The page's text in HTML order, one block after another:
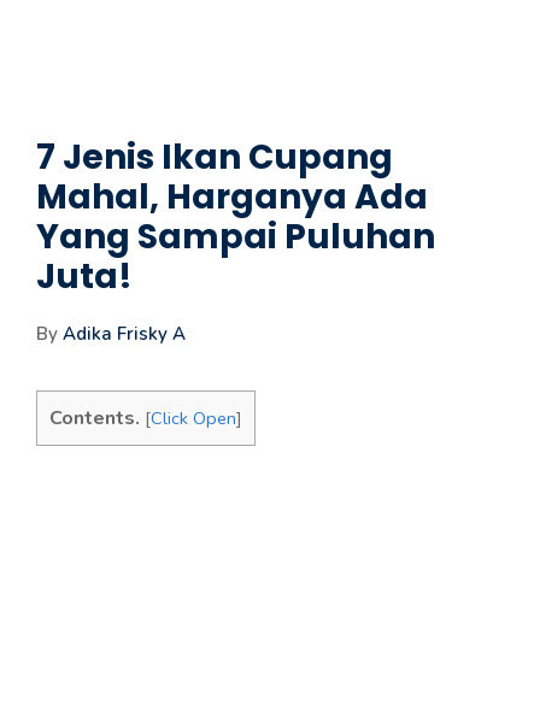
7 Jenis Ikan Cupang
Mahal, Harganya Ada
Yang Sampai Puluhan
Juta!
By Adika Frisky A
Contents. [Click Open]